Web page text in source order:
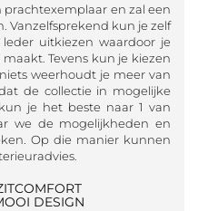
prachtexemplaar en zal een
Vanzelfsprekend kun je zelf
uitkiezen waardoor je
Tevens kun je kiezen
weerhoudt je meer van
de collectie in mogelijke
je het beste naar 1 van
we de mogelijkheden en
Op die manier kunnen
DESIGN